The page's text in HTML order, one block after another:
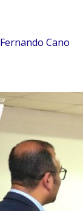
Fernando Cano